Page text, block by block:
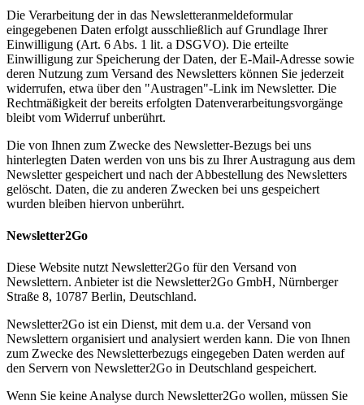
Die Verarbeitung der in das Newsletteranmeldeformular
eingegebenen Daten erfolgt ausschließlich auf Grundlage Ihrer
Einwilligung (Art. 6 Abs. 1 lit. a DSGVO). Die erteilte
Einwilligung zur Speicherung der Daten, der E-Mail-Adresse sowie
deren Nutzung zum Versand des Newsletters können Sie jederzeit
widerrufen, etwa über den "Austragen"-Link im Newsletter. Die
Rechtmäßigkeit der bereits erfolgten Datenverarbeitungsvorgänge
bleibt vom Widerruf unberührt.
Die von Ihnen zum Zwecke des Newsletter-Bezugs bei uns
hinterlegten Daten werden von uns bis zu Ihrer Austragung aus dem
Newsletter gespeichert und nach der Abbestellung des Newsletters
gelöscht. Daten, die zu anderen Zwecken bei uns gespeichert
wurden bleiben hiervon unberührt.
Newsletter2Go
Diese Website nutzt Newsletter2Go für den Versand von
Newslettern. Anbieter ist die Newsletter2Go GmbH, Nürnberger
Straße 8, 10787 Berlin, Deutschland.
Newsletter2Go ist ein Dienst, mit dem u.a. der Versand von
Newslettern organisiert und analysiert werden kann. Die von Ihnen
zum Zwecke des Newsletterbezugs eingegeben Daten werden auf
den Servern von Newsletter2Go in Deutschland gespeichert.
Wenn Sie keine Analyse durch Newsletter2Go wollen, müssen Sie